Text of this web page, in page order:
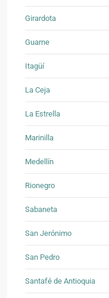
Girardota
Guarne
Itagüí
La Ceja
La Estrella
Marinilla
Medellín
Rionegro
Sabaneta
San Jerónimo
San Pedro
Santafé de Antioquia